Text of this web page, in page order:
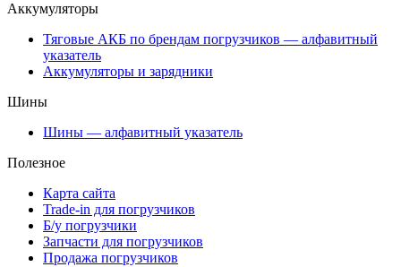
Аккумуляторы
Тяговые АКБ по брендам погрузчиков — алфавитный
указатель
Аккумуляторы и зарядники
Шины
Шины — алфавитный указатель
Полезное
Карта сайта
Trade-in для погрузчиков
Б/у погрузчики
Запчасти для погрузчиков
Продажа погрузчиков